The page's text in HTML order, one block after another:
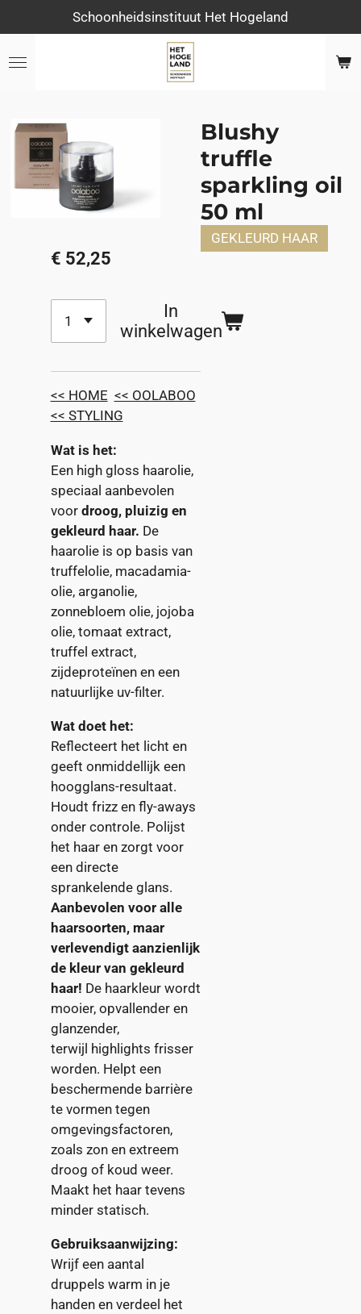
direct
naar
Schoonheidsinstituut Het Hogeland
Blushy
truffle
sparkling oil
50 ml
GEKLEURD HAAR
€ 52,25
In
winkelwagen
<< HOME << OOLABOO
<< STYLING
Wat is het:
Een high gloss haarolie,
speciaal aanbevolen
voor droog, pluizig en
gekleurd haar. De
haarolie is op basis van
truffelolie, macadamia-
olie, arganolie,
zonnebloem olie, jojoba
olie, tomaat extract,
truffel extract,
zijdeproteïnen en een
natuurlijke uv-filter.
Wat doet het:
Reflecteert het licht en
geeft onmiddellijk een
hoogglans-resultaat.
Houdt frizz en fly-aways
onder controle. Polijst
het haar en zorgt voor
een directe
sprankelende glans.
Aanbevolen voor alle
haarsoorten, maar
verlevendigt aanzienlijk
de kleur van gekleurd
haar! De haarkleur wordt
mooier, opvallender en
glanzender,
terwijl highlights frisser
worden. Helpt een
beschermende barrière
te vormen tegen
omgevingsfactoren,
zoals zon en extreem
droog of koud weer.
Maakt het haar tevens
minder statisch.
Gebruiksaanwijzing:
Wrijf een aantal
druppels warm in je
handen en verdeel het